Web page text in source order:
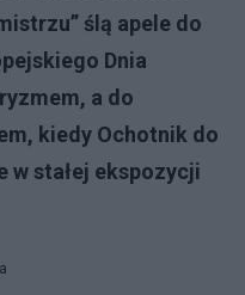
ślą apele do
Dnia
a do
kiedy Ochotnik do
w stałej ekspozycji